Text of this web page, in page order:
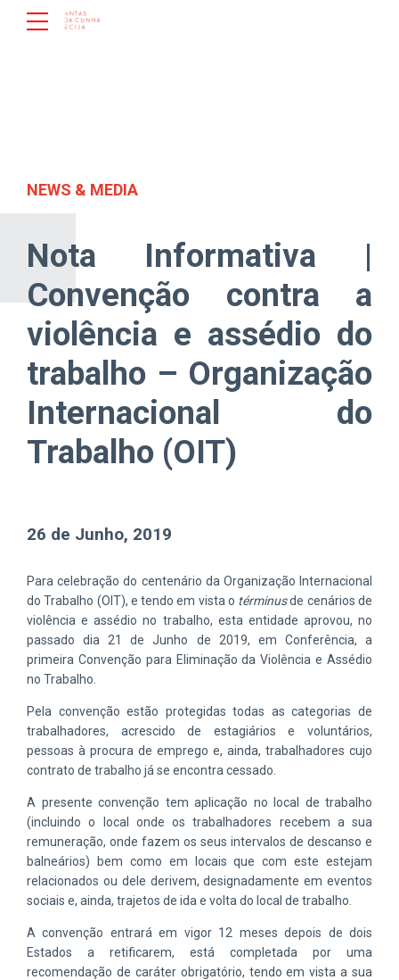
NEWS & MEDIA
Nota Informativa |
Convenção contra a
violência e assédio do
trabalho – Organização
Internacional do
Trabalho (OIT)
26 de Junho, 2019
Para celebração do centenário da Organização Internacional
do Trabalho (OIT), e tendo em vista o términusde cenários de
violência e assédio no trabalho, esta entidade aprovou, no
passado dia 21 de Junho de 2019, em Conferência, a
primeira Convenção para Eliminação da Violência e Assédio
no Trabalho.
Pela convenção estão protegidas todas as categorias de
trabalhadores, acrescido de estagiários e voluntários,
pessoas à procura de emprego e, ainda, trabalhadores cujo
contrato de trabalho já se encontra cessado.
A presente convenção tem aplicação no local de trabalho
(incluindo o local onde os trabalhadores recebem a sua
remuneração, onde fazem os seus intervalos de descanso e
balneários) bem como em locais que com este estejam
relacionados ou dele derivem, designadamente em eventos
sociais e, ainda, trajetos de ida e volta do local de trabalho.
A convenção entrará em vigor 12 meses depois de dois
Estados a retificarem, está completada por uma
recomendação de caráter obrigatório, tendo em vista a sua